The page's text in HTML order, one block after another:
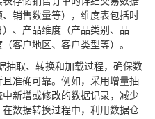
、销售数量等），维度表包括时
、产品维度（产品类别、品
客户地区、客户类型等）。
抽取、转换和加载过程，确保数
准确可靠。例如，采用增量抽
新增或修改的数据记录，减少
数据转换过程中，利用数据仓